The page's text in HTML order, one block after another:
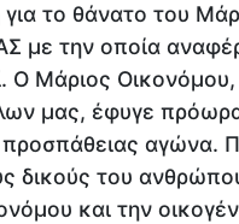
το θάνατο του
με την οποία
Ο Μάριος
μας, έφυγε
προσπάθειας αγώνα.
δικούς του
και την